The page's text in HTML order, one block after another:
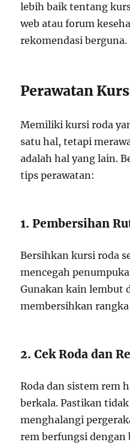
lebih baik tentang
web atau forum
rekomendasi berguna.
Perawatan
Memiliki kursi roda
satu hal, tetapi
adalah hal yang lain.
tips perawatan:
1. Pembersihan
Bersihkan kursi roda
mencegah
Gunakan kain lembut
membersihkan
2. Cek Roda dan
Roda dan sistem rem
berkala. Pastikan
menghalangi
rem berfungsi dengan